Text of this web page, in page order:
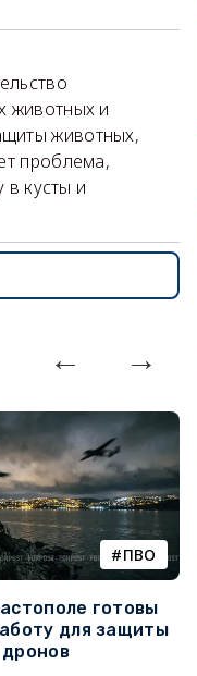
животных и
животных,
проблема,
в кусты и
ПВО
готовы
для защиты